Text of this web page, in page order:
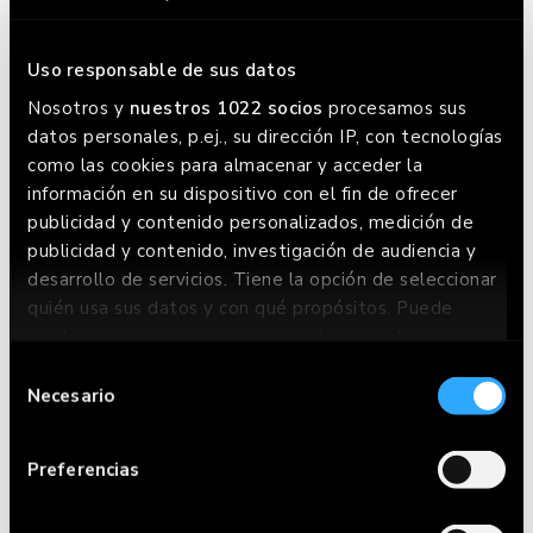
Uso responsable de sus datos
Nosotros y nuestros 1022 socios procesamos sus
datos personales, p.ej., su dirección IP, con tecnologías
como las cookies para almacenar y acceder la
información en su dispositivo con el fin de ofrecer
publicidad y contenido personalizados, medición de
publicidad y contenido, investigación de audiencia y
desarrollo de servicios. Tiene la opción de seleccionar
quién usa sus datos y con qué propósitos. Puede
cambiar o retirar su consentimiento en cualquier
en el Menú de consentimiento.
Recopilar información sobre su ubicación
deNecesario
Preferencias
M-30 GLUTEN FREE